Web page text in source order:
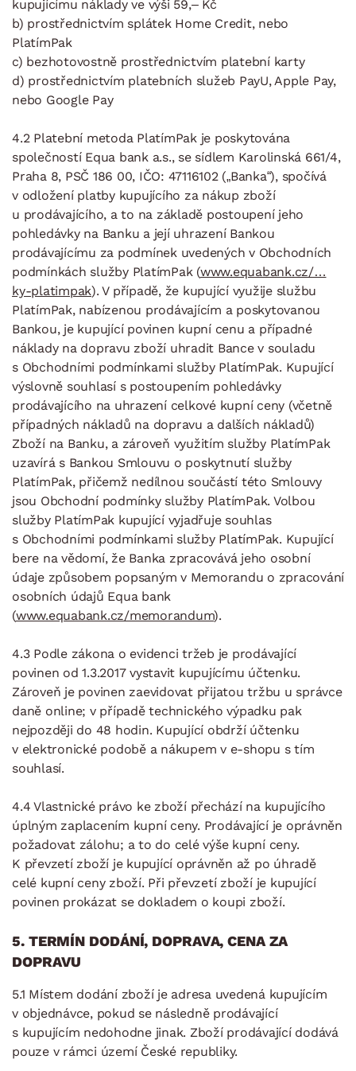
kupujícímu náklady ve výši 59,– Kč
b) prostřednictvím splátek Home Credit, nebo
PlatímPak
c) bezhotovostně prostřednictvím platební karty
d) prostřednictvím platebních služeb PayU, Apple Pay,
nebo Google Pay
4.2 Platební metoda PlatímPak je poskytována
společností Equa bank a.s., se sídlem Karolinská 661/4,
Praha 8, PSČ 186 00, IČO: 47116102 („Banka“), spočívá
v odložení platby kupujícího za nákup zboží
u prodávajícího, a to na základě postoupení jeho
pohledávky na Banku a její uhrazení Bankou
prodávajícímu za podmínek uvedených v Obchodních
podmínkách služby PlatímPak (www.equabank.cz/…
ky-platimpak). V případě, že kupující využije službu
PlatímPak, nabízenou prodávajícím a poskytovanou
Bankou, je kupující povinen kupní cenu a případné
náklady na dopravu zboží uhradit Bance v souladu
s Obchodními podmínkami služby PlatímPak. Kupující
výslovně souhlasí s postoupením pohledávky
prodávajícího na uhrazení celkové kupní ceny (včetně
případných nákladů na dopravu a dalších nákladů)
Zboží na Banku, a zároveň využitím služby PlatímPak
uzavírá s Bankou Smlouvu o poskytnutí služby
PlatímPak, přičemž nedílnou součástí této Smlouvy
jsou Obchodní podmínky služby PlatímPak. Volbou
služby PlatímPak kupující vyjadřuje souhlas
s Obchodními podmínkami služby PlatímPak. Kupující
bere na vědomí, že Banka zpracovává jeho osobní
údaje způsobem popsaným v Memorandu o zpracování
osobních údajů Equa bank
(www.equabank.cz/memorandum).
4.3 Podle zákona o evidenci tržeb je prodávající
povinen od 1.3.2017 vystavit kupujícímu účtenku.
Zároveň je povinen zaevidovat přijatou tržbu u správce
daně online; v případě technického výpadku pak
nejpozději do 48 hodin. Kupující obdrží účtenku
v elektronické podobě a nákupem v e-shopu s tím
souhlasí.
4.4 Vlastnické právo ke zboží přechází na kupujícího
úplným zaplacením kupní ceny. Prodávající je oprávněn
požadovat zálohu; a to do celé výše kupní ceny.
K převzetí zboží je kupující oprávněn až po úhradě
celé kupní ceny zboží. Při převzetí zboží je kupující
povinen prokázat se dokladem o koupi zboží.
5. TERMÍN DODÁNÍ, DOPRAVA, CENA ZA
DOPRAVU
5.1 Místem dodání zboží je adresa uvedená kupujícím
v objednávce, pokud se následně prodávající
s kupujícím nedohodne jinak. Zboží prodávající dodává
pouze v rámci území České republiky.